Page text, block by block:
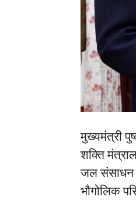
मुख्यमंत्री
शक्ति
जल संसाधन
भौगोलिक